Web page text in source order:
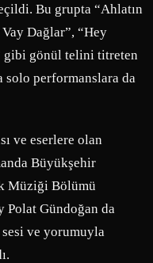
Bu grupta “Ahlatın
Dağlar”, “Hey
gibi gönül telini titreten
solo performanslara da
ve eserlere olan
Büyükşehir
Müziği Bölümü
Gündoğan da
ve yorumuyla